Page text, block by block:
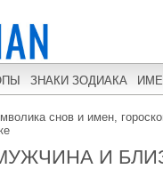
ЗНАКИ ЗОДИАКА
снов и имен,
И